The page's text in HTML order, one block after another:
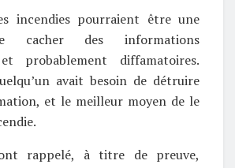
incendies pourraient être une
cacher des informations
probablement diffamatoires.
avait besoin de détruire
et le meilleur moyen de le
rappelé, à titre de preuve,